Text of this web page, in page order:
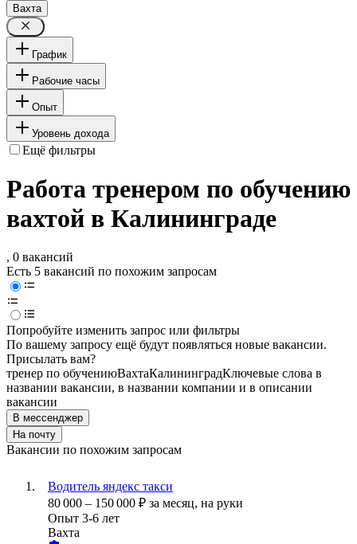
Вахта
График
Рабочие часы
Опыт
Уровень дохода
Ещё фильтры
Работа тренером по обучению
вахтой в Калининграде
, 0 вакансий
Есть 5 вакансий по похожим запросам
Попробуйте изменить запрос или фильтры
По вашему запросу ещё будут появляться новые вакансии.
Присылать вам?
тренер по обучениюВахтаКалининградКлючевые слова в
названии вакансии, в названии компании и в описании
вакансии
В мессенджер
На почту
Вакансии по похожим запросам
Водитель яндекс такси
80 000 – 150 000 ₽ за месяц, на руки
Опыт 3-6 лет
Вахта